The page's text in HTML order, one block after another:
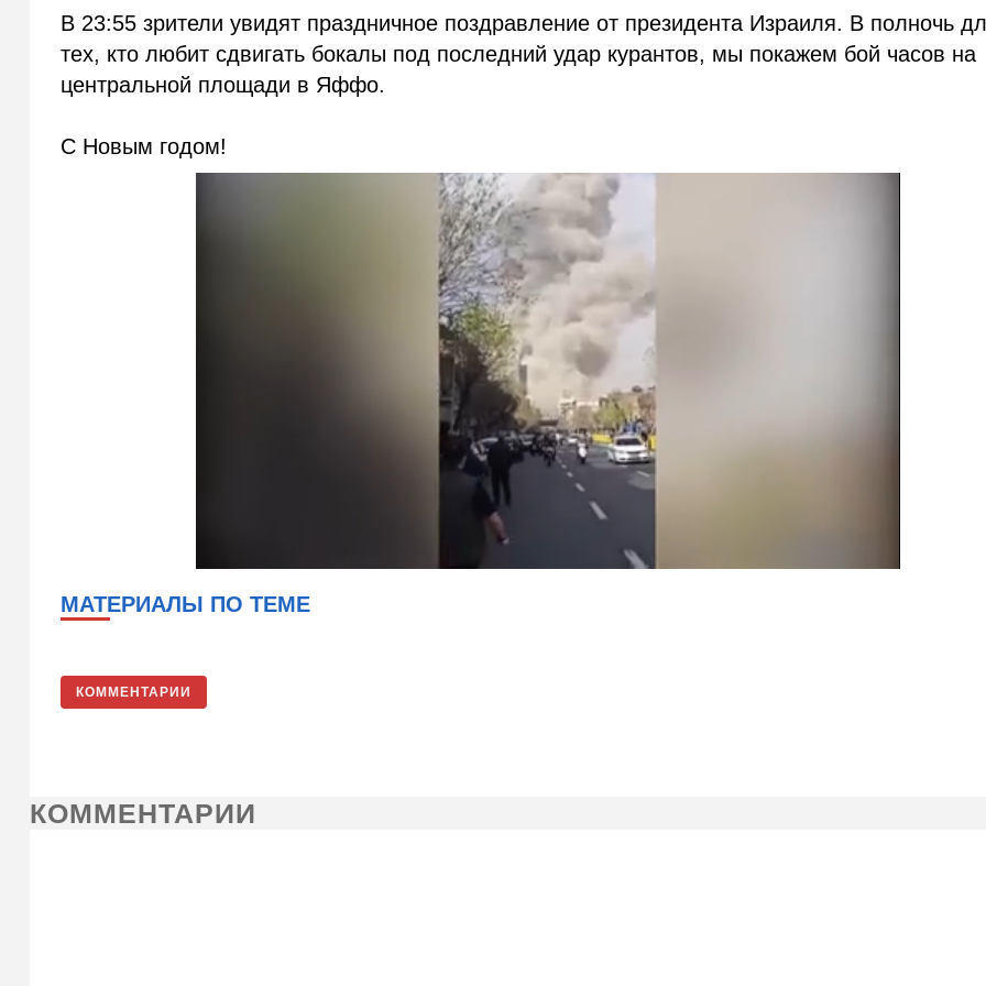
В 23:55 зрители увидят праздничное поздравление от президента Израиля. В полночь
тех, кто любит сдвигать бокалы под последний удар курантов, мы покажем бой часов на
центральной площади в Яффо.
С Новым годом!
МАТЕРИАЛЫ ПО ТЕМЕ
КОММЕНТАРИИ
КОММЕНТАРИИ